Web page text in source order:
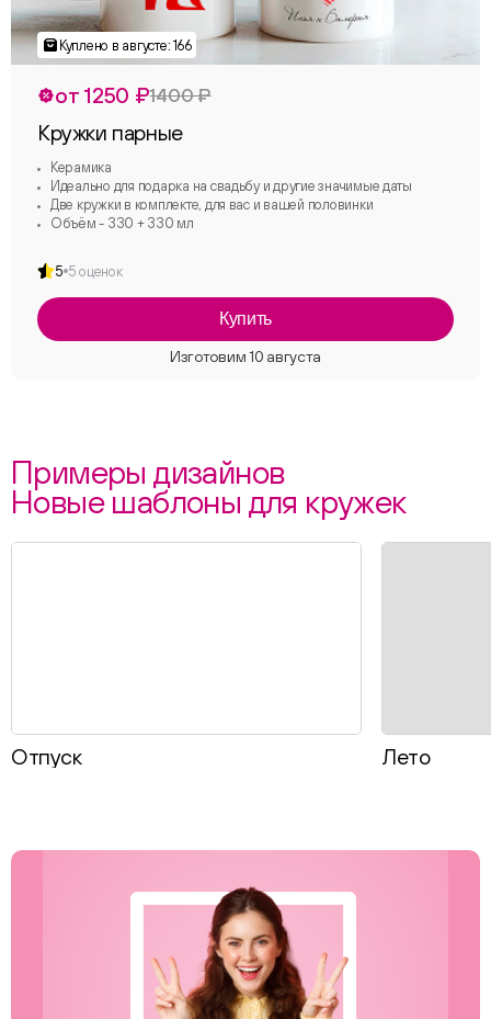
от 1250 ₽1400 ₽
Кружки парные
Керамика
Идеально для подарка на свадьбу и другие значимые даты
Две кружки в комплекте, для вас и вашей половинки
Объём - 330 + 330 мл
5 5 оценок
Купить
Примеры дизайнов
Новые шаблоны для кружек
Отпуск Лето